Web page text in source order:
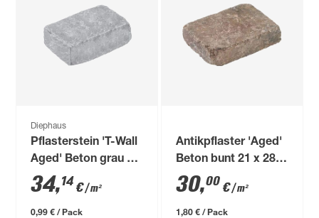
Diephaus
Pflasterstein 'T-Wall
Aged' Beton grau 21
x 14 x 7 cm
34,14€/ m²
0,99 € / Pack
Antikpflaster 'Aged'
Beton bunt 21 x 28 x
7 cm
30,00 €/ m²
1,80 € / Pack